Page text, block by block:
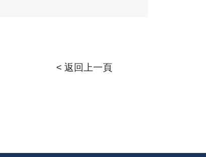
< 返回上一頁